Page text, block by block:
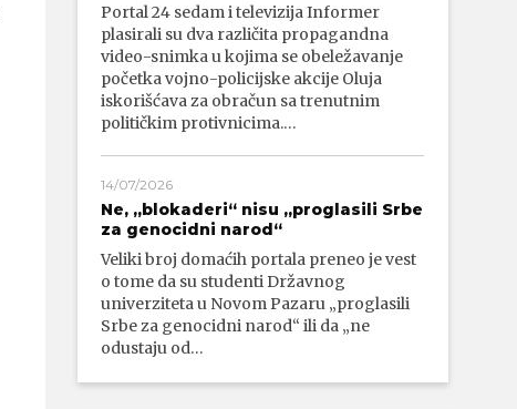
Portal 24 sedam i televizija Informer
plasirali su dva različita propagandna
video-snimka u kojima se obeležavanje
početka vojno-policijske akcije Oluja
iskorišćava za obračun sa trenutnim
političkim protivnicima.…
14/07/2026
Ne, „blokaderi“ nisu „proglasili Srbe
za genocidni narod“
Veliki broj domaćih portala preneo je vest
o tome da su studenti Državnog
univerziteta u Novom Pazaru „proglasili
Srbe za genocidni narod“ ili da „ne
odustaju od…